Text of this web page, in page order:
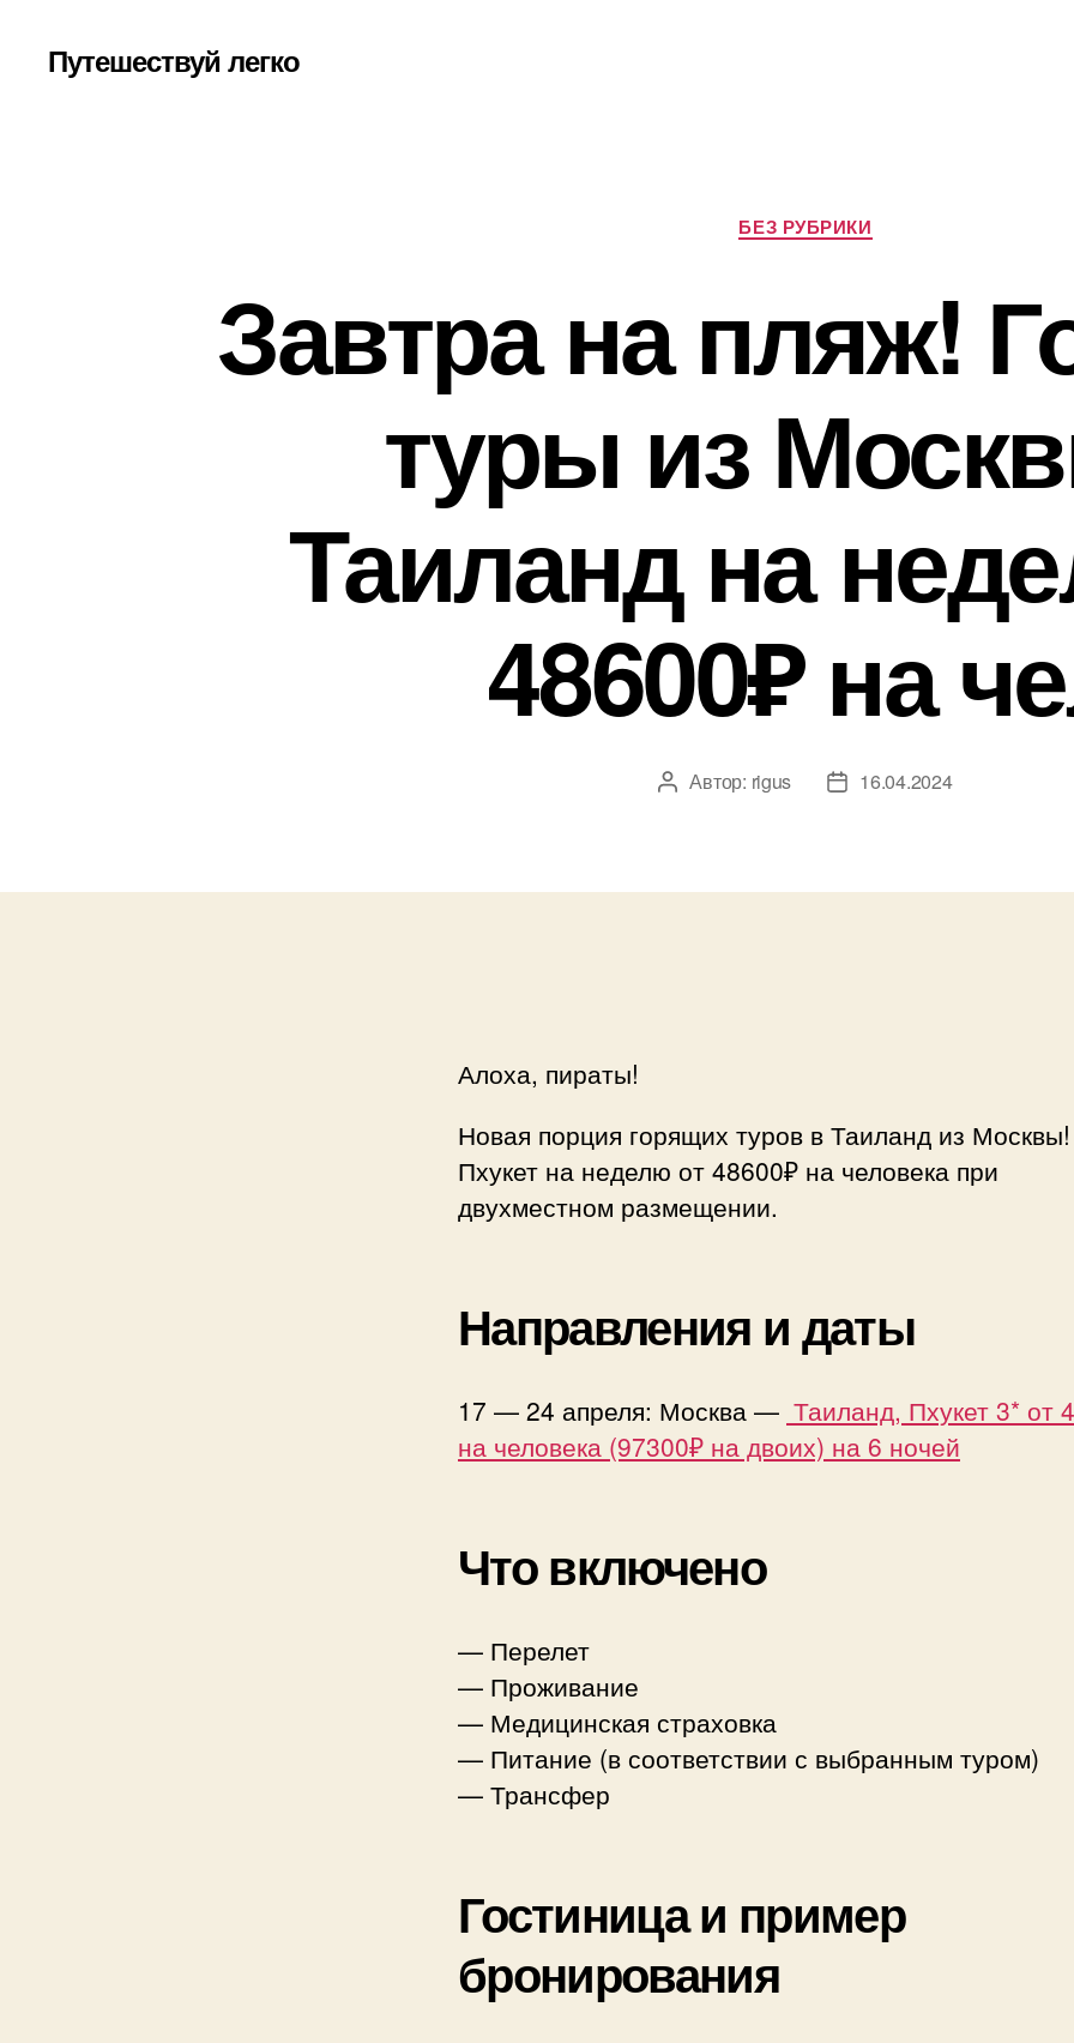
Путешествуй легко
Рубрики
БЕЗ РУБРИКИ
Завтра на пляж!
туры из
Таиланд на
48600₽ на
Автор
Автор: rigus
Дата16.04.2024
Алоха, пираты!
Новая порция горящих туров в Таиланд из
Пхукет на неделю от 48600₽ на человека при
двухместном размещении.
Направления и даты
17 — 24 апреля: Москва — Таиланд, Пхукет 3* от
на человека (97300₽ на двоих) на 6 ночей
Что включено
— Перелет
— Проживание
— Медицинская страховка
— Питание (в соответствии с выбранным туром)
— Трансфер
Гостиница и пример
бронирования